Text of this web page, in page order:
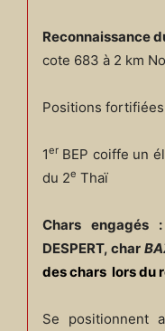
Reconnaissance
cote 683 à 2 km
Positions
1erBEP coiffe un
du 2e Thaï
Chars engagés :
DESPERT, char
des chars lors du
Se positionnent